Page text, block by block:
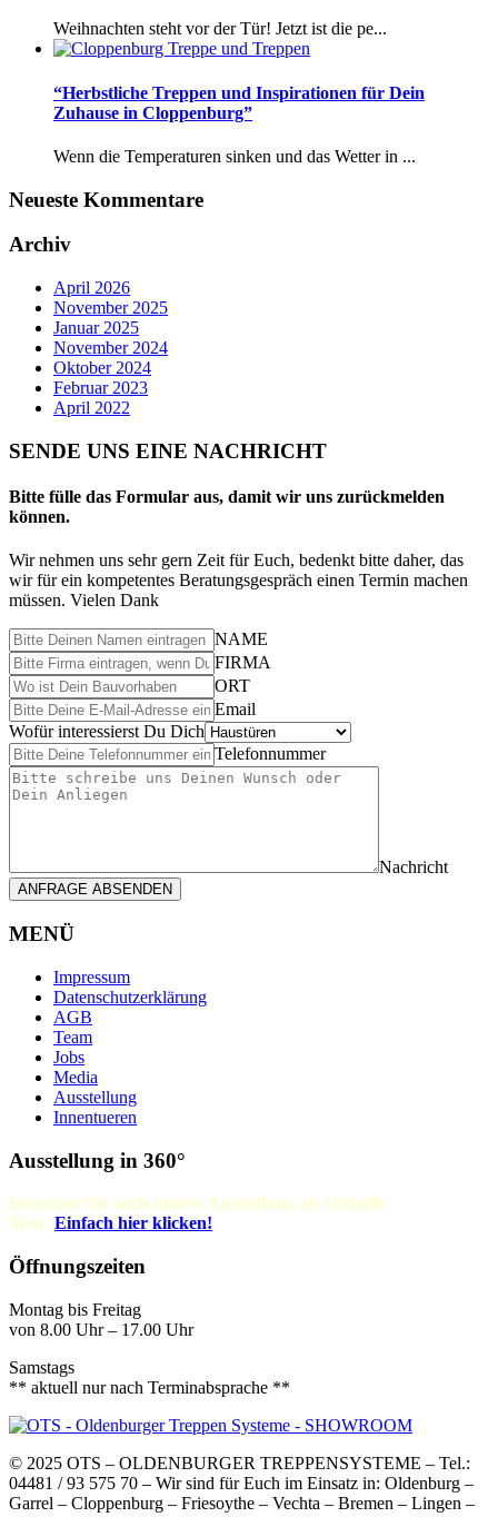
Weihnachten steht vor der Tür! Jetzt ist die pe...
“Herbstliche Treppen und Inspirationen für Dein
Zuhause in Cloppenburg”
Wenn die Temperaturen sinken und das Wetter in ...
Neueste Kommentare
Archiv
April 2026
November 2025
Januar 2025
November 2024
Oktober 2024
Februar 2023
April 2022
SENDE UNS EINE NACHRICHT
Bitte fülle das Formular aus, damit wir uns zurückmelden
können.
Wir nehmen uns sehr gern Zeit für Euch, bedenkt bitte daher, das
wir für ein kompetentes Beratungsgespräch einen Termin machen
müssen. Vielen Dank
NAME
FIRMA
ORT
Email
Wofür interessierst Du Dich
Telefonnummer
Nachricht
ANFRAGE ABSENDEN
MENÜ
Impressum
Datenschutzerklärung
AGB
Team
Jobs
Media
Ausstellung
Innentueren
Ausstellung in 360°
Besuchen Sie auch unsere Ausstellung als virtuelle
Tour. Einfach hier klicken!
Öffnungszeiten
Montag bis Freitag
von 8.00 Uhr – 17.00 Uhr
Samstags
** aktuell nur nach Terminabsprache **
© 2025 OTS – OLDENBURGER TREPPENSYSTEME – Tel.:
04481 / 93 575 70 – Wir sind für Euch im Einsatz in: Oldenburg –
Garrel – Cloppenburg – Friesoythe – Vechta – Bremen – Lingen –